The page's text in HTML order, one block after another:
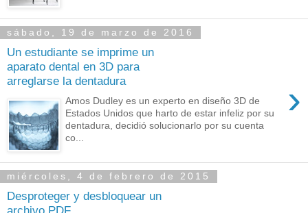
sábado, 19 de marzo de 2016
Un estudiante se imprime un
aparato dental en 3D para
arreglarse la dentadura
›
Amos Dudley es un experto en diseño 3D de
Estados Unidos que harto de estar infeliz por su
dentadura, decidió solucionarlo por su cuenta
co...
miércoles, 4 de febrero de 2015
Desproteger y desbloquear un